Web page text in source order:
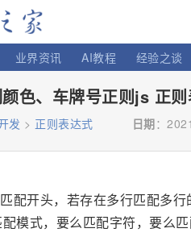
业界资讯 AI教程 经验之谈
色、车牌号正则js 正
发 > 正则表达式 日期：
配开头，若存在多行匹配多
模式，要么匹配字符，要么匹